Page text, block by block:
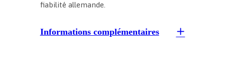
fiabilité allemande.
Informations complémentaires